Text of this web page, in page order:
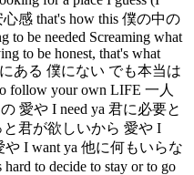
心感 that's how this 僕の中の
to be needed Screaming what
to be honest, that's what
ある 僕にない でも本当は
follow your own LIFE 一人
愛や I need ya 君に必要と
と君が欲しいから 愛や I
I want ya 他に何もいらな
to decide to stay or to go